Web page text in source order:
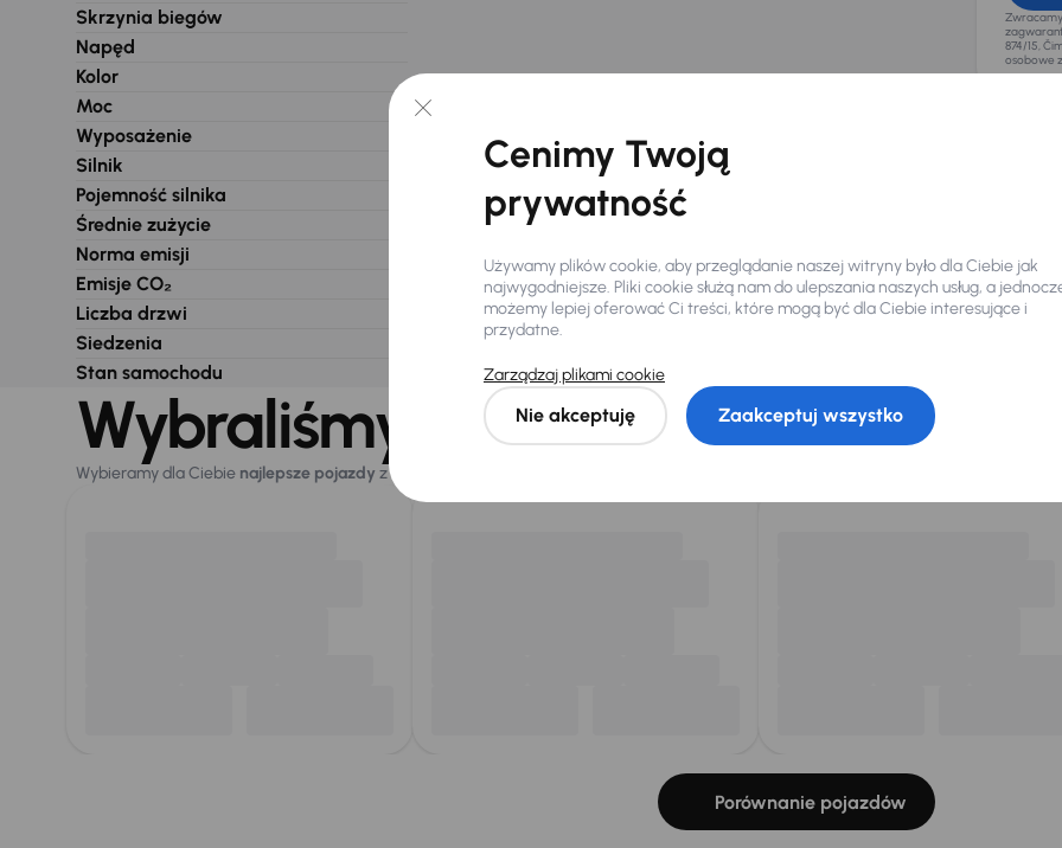
Skrzynia biegów
Napęd
Kolor
Moc
Wyposażenie
Silnik
Pojemność silnika
Średnie zużycie
Norma emisji
Emisje CO₂
Liczba drzwi
Siedzenia
Stan samochodu
874/15,
osobowe
Wybraliśmy dla Ciebie
Wybieramy dla Ciebie najlepsze pojazdy z naszej oferty. Kupimy dla Ciebie
Porównanie pojazdów
Cenimy Twoją
prywatność
Używamy plików cookie, aby przeglądanie naszej witryny było dla Ciebie jak
najwygodniejsze. Pliki cookie służą nam do ulepszania naszych usług, a
możemy lepiej oferować Ci treści, które mogą być dla Ciebie interesujące i
przydatne.
Zarządzaj plikami cookie
Nie akceptuję Zaakceptuj wszystko